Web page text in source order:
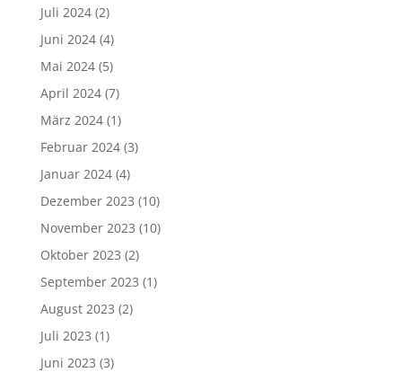
Juli 2024(2)
Juni 2024(4)
Mai 2024(5)
April 2024(7)
März 2024(1)
Februar 2024(3)
Januar 2024(4)
Dezember 2023 (10)
November 2023 (10)
Oktober 2023 (2)
September 2023 (1)
August 2023 (2)
Juli 2023 (1)
Juni 2023 (3)